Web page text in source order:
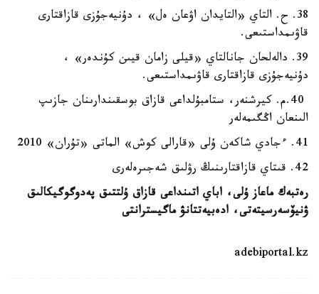
38. ح. التاي «التايدان اۋعان ەل» ، دۇنيەجۇزى قازاقتارى
قاۋىمداستىعى.
39. دالەلحان جانالتاي «قيلى زامان قيىن كۇندەر» ،
دۇنيەجۇزى قازاقتارى قاۋىمداستىعى.
40.م. كيرشنەر، ستامبۇلداعى قازاق بوسقىندارىنان جازىپ
الىنعان اڭگىمەلەر
41. ءجادي شاكەن ۇلى «قارالى كوش» الماتى «تۇران» 2010
42. قىتاي قازاقتارىنىڭ رۋلىق شەجىرەلەرى
رەتبەك ماعاز ۇلى، اباي اتىنداعى قازاق ۇلتتىق پەدوگوگيكالىق
ۋنيۆسەرسيتەتى، ادەبيەتتانۋ ماگيسترانتى
adebiportal.kz